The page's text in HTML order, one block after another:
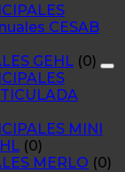
CESAB
GEHL (0)
MINI
(0)
MERLO (0)